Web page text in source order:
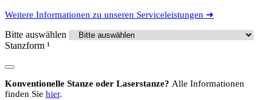
Weitere Informationen zu unseren Serviceleistungen ➜
Bitte auswählen
Stanzform ¹
Konventionelle Stanze oder Laserstanze? Alle Informationen
finden Sie hier.